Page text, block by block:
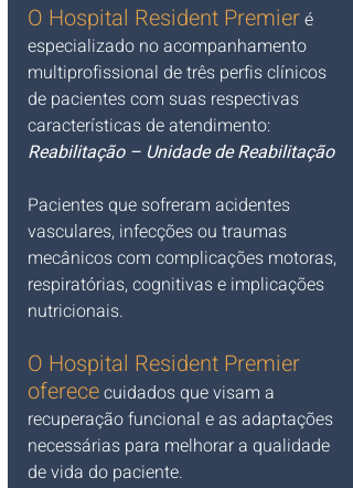
O Hospital Resident Premier é
especializado no acompanhamento
multiprofissional de três perfis clínicos
de pacientes com suas respectivas
características de atendimento:
Reabilitação – Unidade de Reabilitação
Pacientes que sofreram acidentes
vasculares, infecções ou traumas
mecânicos com complicações motoras,
respiratórias, cognitivas e implicações
nutricionais.
O Hospital Resident Premier
oferece cuidados que visam a
recuperação funcional e as adaptações
necessárias para melhorar a qualidade
de vida do paciente.